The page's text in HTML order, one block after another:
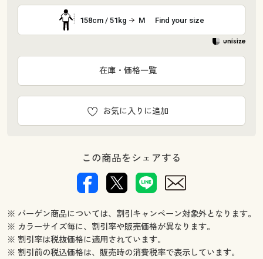
158cm / 51kg M Find your size
お気に入りに追加
在庫・価格一覧
この商品をシェアする
※ バーゲン商品については、割引キャンペーン対象外となります。
※ カラーサイズ毎に、割引率や販売価格が異なります。
※ 割引率は税抜価格に適用されています。
※ 割引前の税込価格は、販売時の消費税率で表示しています。